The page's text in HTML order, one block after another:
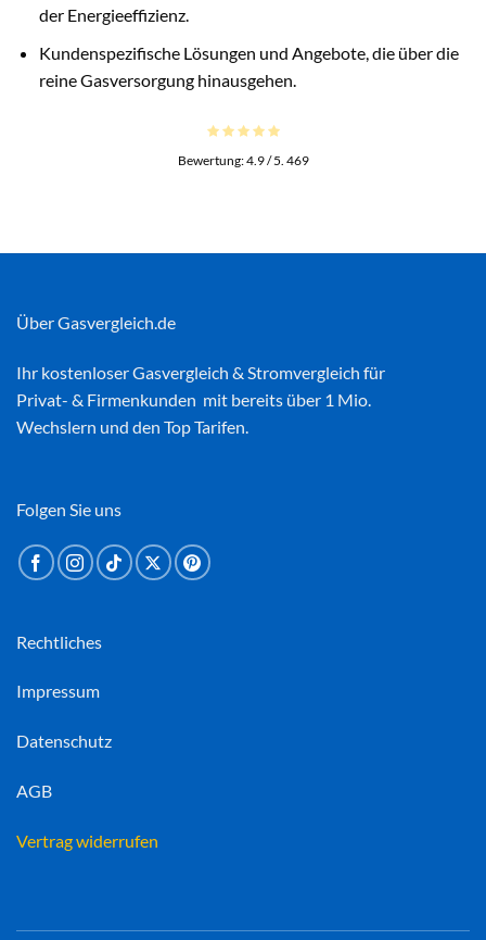
der Energieeffizienz.
Kundenspezifische Lösungen und Angebote, die über die
reine Gasversorgung hinausgehen.
Bewertung:4.9/ 5. 469
Über Gasvergleich.de
Ihr kostenloserGasvergleich & Stromvergleich für
Privat- & Firmenkunden mit bereits über 1 Mio.
Wechslern und den Top Tarifen.
Rechtliches
Impressum
Datenschutz
AGB
Vertrag widerrufen
Folgen Sie uns